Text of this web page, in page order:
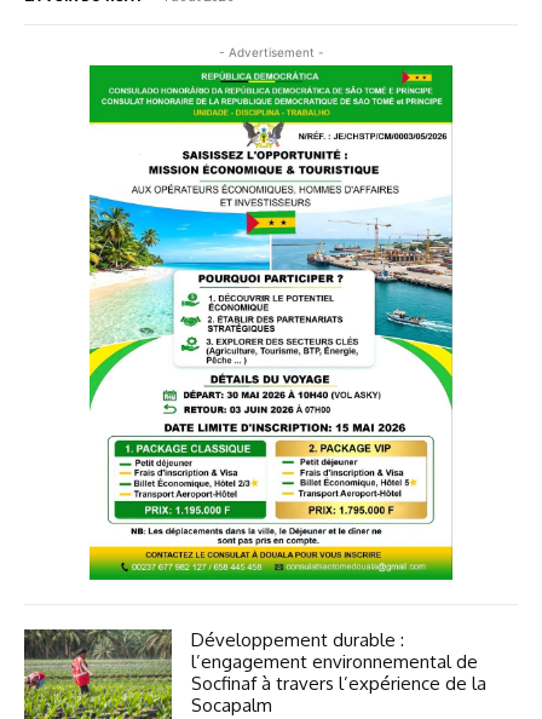
- Advertisement -
Développement durable :
l’engagement environnemental de
Socfinaf à travers l’expérience de la
Socapalm